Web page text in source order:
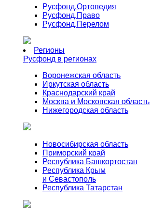
Русфонд.Ортопедия
Русфонд.Право
Русфонд.Перелом
Регионы
Русфонд в регионах
Воронежская область
Иркутская область
Краснодарский край
Москва и Московская область
Нижегородская область
Новосибирская область
Приморский край
Республика Башкортостан
Республика Крым
и Севастополь
Республика Татарстан